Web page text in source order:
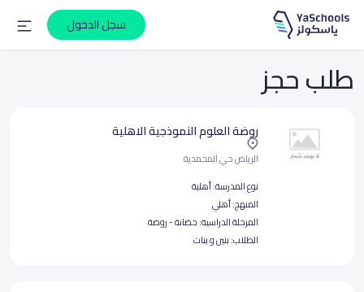
سجل الدخول
طلب حجز
روضة العلوم النموذجية الاهلية
الرياض حي المحمدية
نوع المدرسة:أهلية
المنهج:أهلي
المرحلة الدراسية: حضانة - روضة
الطلاب: بنين و بنات